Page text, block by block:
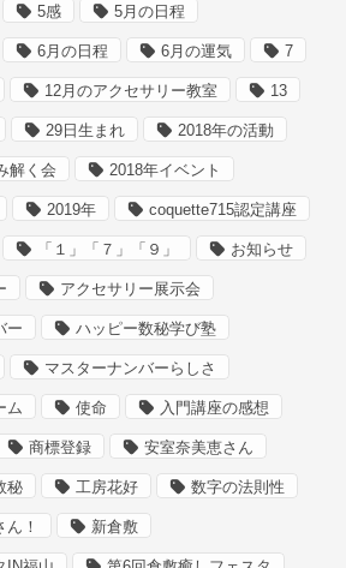
5感 5月の日程
6月の日程 6月の運気 7
12月のアクセサリー教室 13
29日生まれ 2018年の活動
解く会 2018年イベント
2019年 coquette715認定講座
「１」「７」「９」 お知らせ
アクセサリー展示会
ー ハッピー数秘学び塾
マスターナンバーらしさ
ム 使命 入門講座の感想
商標登録 安室奈美恵さん
秘 工房花好 数字の法則性
！ 新倉敷